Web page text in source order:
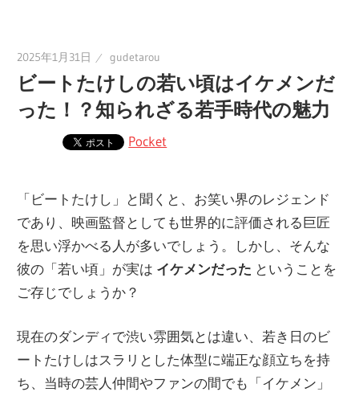
2025年1月31日 gudetarou
ビートたけしの若い頃はイケメンだ
った！？知られざる若手時代の魅力
Pocket
「ビートたけし」と聞くと、お笑い界のレジェンド
であり、映画監督としても世界的に評価される巨匠
を思い浮かべる人が多いでしょう。しかし、そんな
彼の「若い頃」が実は イケメンだった ということを
ご存じでしょうか？
現在のダンディで渋い雰囲気とは違い、若き日のビ
ートたけしはスラリとした体型に端正な顔立ちを持
ち、当時の芸人仲間やファンの間でも「イケメン」